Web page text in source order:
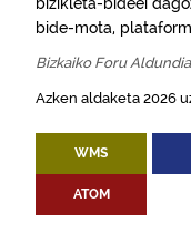
bizikleta-bideei
bide-mota,
Bizkaiko Foru Aldundia
Azken aldaketa 2026
WMS
ATOM